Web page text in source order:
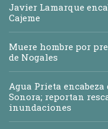
Javier Lamarque
Cajeme
Muere hombre por
de Nogales
Agua Prieta
Sonora; reportan
inundaciones